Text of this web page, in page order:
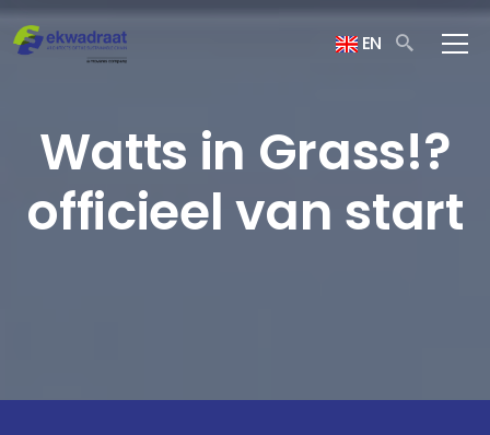
EN
Watts in Grass!?
officieel van start